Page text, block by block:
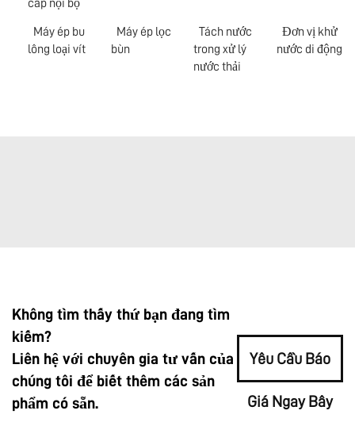
cấp nội bộ
Máy ép bu
lông loại vít
Máy ép lọc
bùn
Tách nước
trong xử lý
nước thải
Đơn vị khử
nước di động
Không tìm thấy thứ bạn đang tìm
kiếm?
Liên hệ với chuyên gia tư vấn của
chúng tôi để biết thêm các sản
phẩm có sẵn.
Yêu Cầu Báo
Giá Ngay Bây